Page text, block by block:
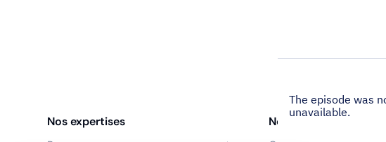
Nos expertises
Nos agences